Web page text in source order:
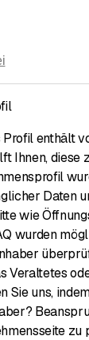
Profil enthält
Ihnen, diese
Daten
wie
wurden
Veraltetes
Sie uns,
zu